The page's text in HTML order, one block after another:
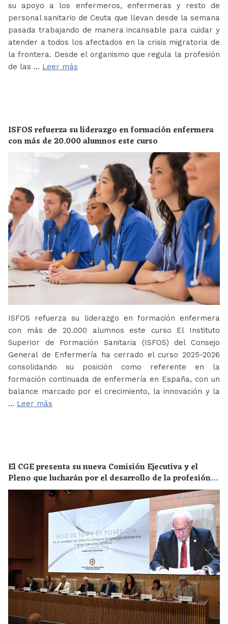
su apoyo a los enfermeros, enfermeras y resto de
personal sanitario de Ceuta que llevan desde la semana
pasada trabajando de manera incansable para cuidar y
atender a todos los afectados en la crisis migratoria de
la frontera. Desde el organismo que regula la profesión
de las … Leer más
ISFOS refuerza su liderazgo en formación enfermera
con más de 20.000 alumnos este curso
ISFOS refuerza su liderazgo en formación enfermera
con más de 20.000 alumnos este curso El Instituto
Superior de Formación Sanitaria (ISFOS) del Consejo
General de Enfermería ha cerrado el curso 2025-2026
consolidando su posición como referente en la
formación continuada de enfermería en España, con un
balance marcado por el crecimiento, la innovación y la
… Leer más
El CGE presenta su nueva Comisión Ejecutiva y el
Pleno que lucharán por el desarrollo de la profesión
en los próximos años